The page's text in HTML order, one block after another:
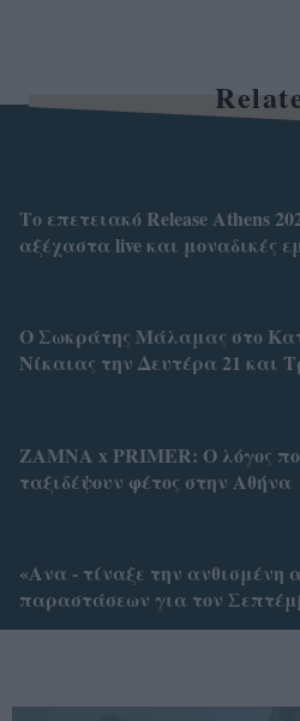
Το επετειακό Release Athens
αξέχαστα live και μοναδικές
Ο Σωκράτης Μάλαμας στο
Νίκαιας την Δευτέρα 21 και
ZAMNA x PRIMER: Ο λόγος
ταξιδέψουν φέτος στην Αθήνα
«Ανα - τίναξε την
παραστάσεων για τον